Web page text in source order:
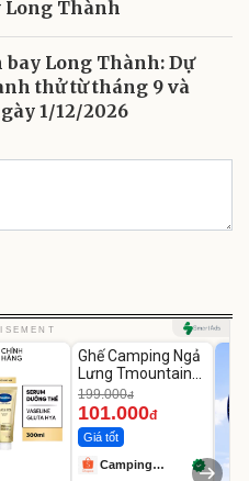
Long Thành
bay Long Thành: Dự
thử từ tháng 9 và
1/12/2026
-49%
Ghế Camping Ngả
Lưng Tmountain
Gấp Gọn
199.000đ
101.000đ
Giá tốt
Camping